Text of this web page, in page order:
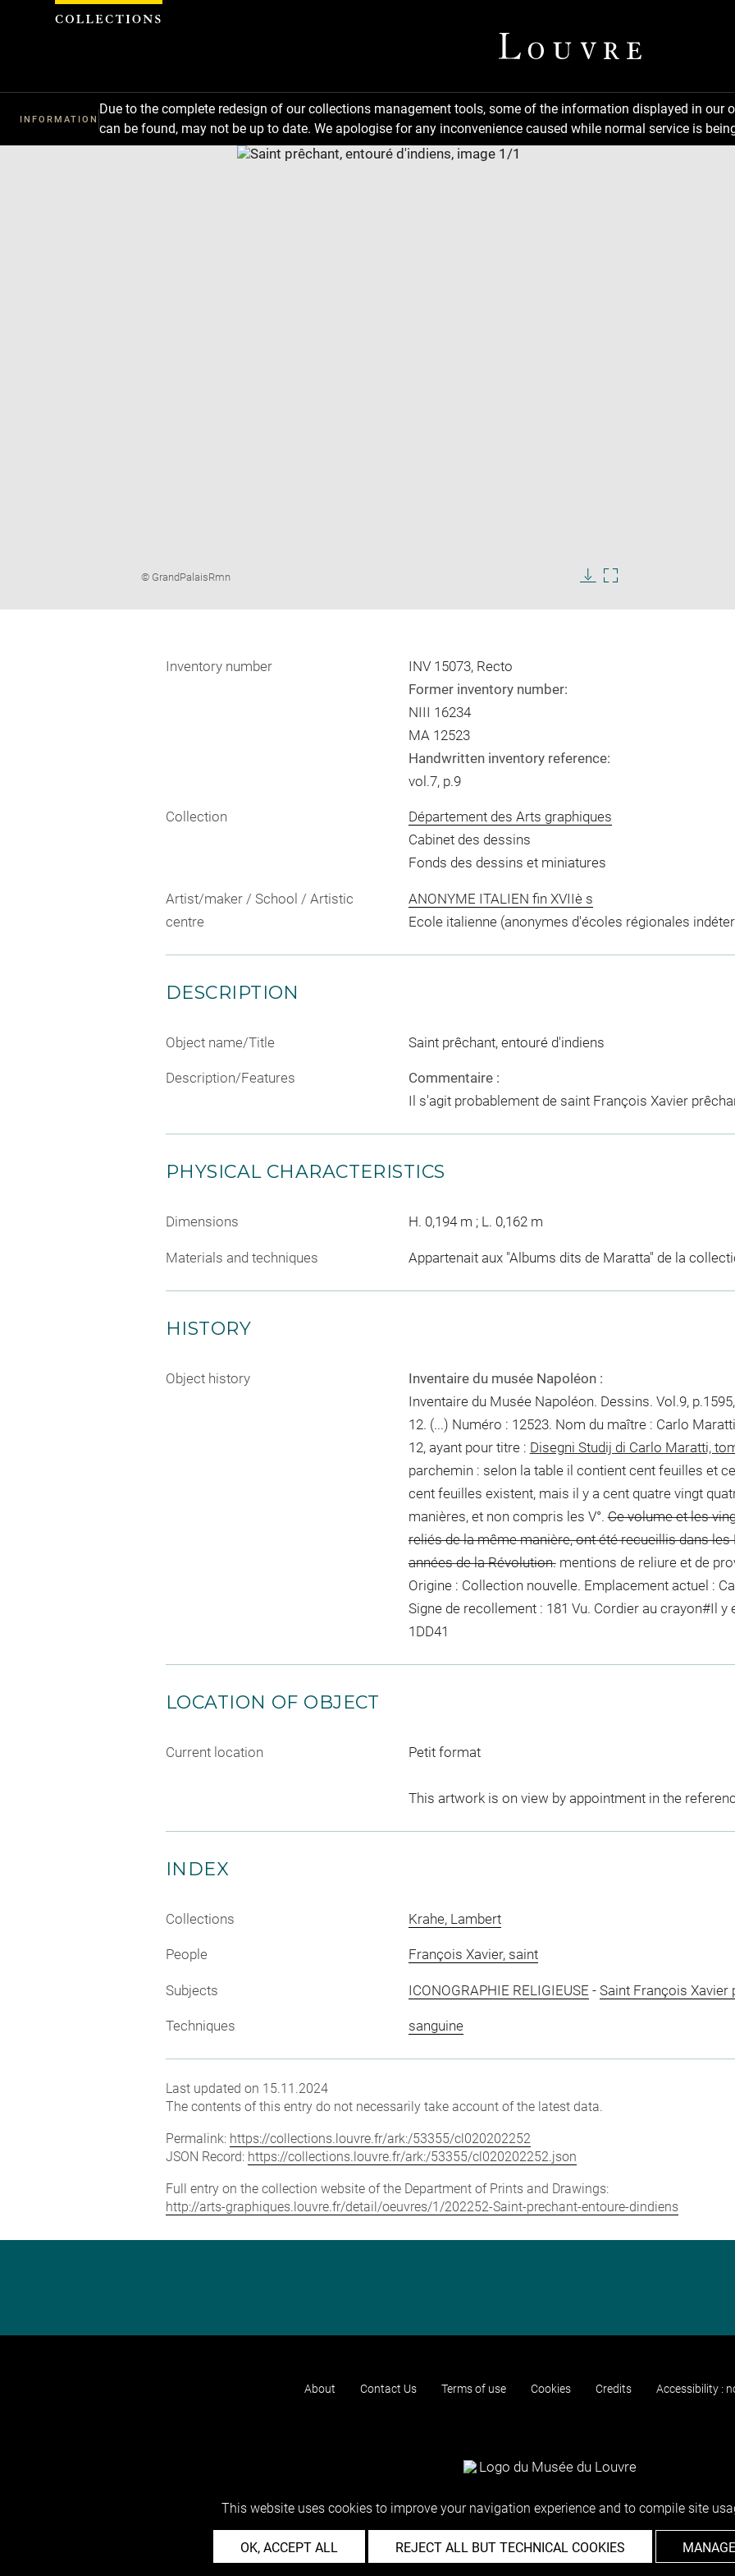
INFORMATION
Due to the complete redesign of our collections management tools, some of the information displayed in
can be found, may not be up to date. We apologise for any inconvenience caused while normal service is
new
Image
© GrandPalaisRmn
imageimage
Inventory number
INV 15073, Recto
Former inventory number:
NIII 16234
MA 12523
Handwritten inventory reference:
vol.7, p.9
Collection
Département des Arts graphiques
Cabinet des dessins
Fonds des dessins et miniatures
Artist/maker / School / Artistic
centre
ANONYME ITALIEN fin XVIIè s
Ecole italienne (anonymes d'écoles régionales
DESCRIPTION
Object name/Title Saint prêchant, entouré d'indiens
Description/Features
Commentaire :
Il s'agit probablement de saint François Xavier
PHYSICAL CHARACTERISTICS
Dimensions H. 0,194 m ; L. 0,162 m
Materials and techniques Appartenait aux "Albums dits de Maratta" de la
HISTORY
Object history
Inventaire du musée Napoléon :
Inventaire du Musée Napoléon. Dessins. Vol.9,
12. (...) Numéro : 12523. Nom du maître : Carlo
12, ayant pour titre : Disegni Studij di Carlo Maratti,
parchemin : selon la table il contient cent feuilles et
cent feuilles existent, mais il y a cent quatre vingt
manières, et non compris les V°.Ce volume et les
reliés de la même manière, ont été recueillis dans
années de la Révolution. mentions de reliure et de
Origine : Collection nouvelle. Emplacement actuel :
Signe de recollement : 181 Vu. Cordier au crayon#Il y
1DD41
LOCATION OF OBJECT
Current location Petit format
This artwork is on view by appointment in the
INDEX
Collections Krahe, Lambert
People François Xavier, saint
Subjects ICONOGRAPHIE RELIGIEUSE - Saint François Xavier
Techniques sanguine
Last updated on 15.11.2024
The contents of this entry do not necessarily take account of the latest data.
Permalink: https://collections.louvre.fr/ark:/53355/cl020202252
JSON Record: https://collections.louvre.fr/ark:/53355/cl020202252.json
Full entry on the collection website of the Department of Prints and Drawings:
http://arts-graphiques.louvre.fr/detail/oeuvres/1/202252-Saint-prechant-entoure-dindiens
About Contact Us Terms of use Cookies Credits Accessibility :
Cookies management panel
This website uses cookies to improve your navigation experience and to compile site
OK, ACCEPT ALL REJECT ALL BUT TECHNICAL COOKIES